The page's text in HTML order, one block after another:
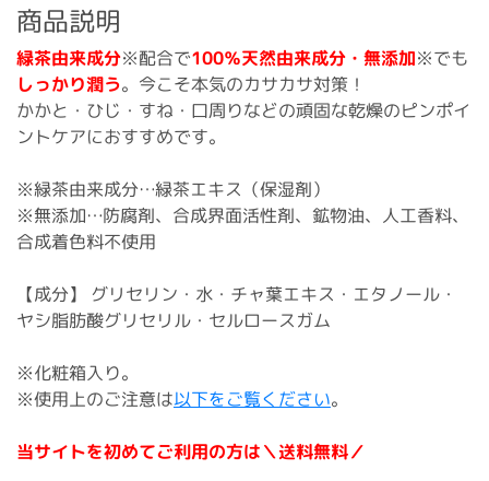
商品説明
緑茶由来成分※配合で100％天然由来成分・無添加※でも
しっかり潤う。今こそ本気のカサカサ対策！
かかと・ひじ・すね・口周りなどの頑固な乾燥のピンポイ
ントケアにおすすめです。
※緑茶由来成分…緑茶エキス（保湿剤）
※無添加…防腐剤、合成界面活性剤、鉱物油、人工香料、
合成着色料不使用
【成分】 グリセリン・水・チャ葉エキス・エタノール・
ヤシ脂肪酸グリセリル・セルロースガム
※化粧箱入り。
※使用上のご注意は以下をご覧ください。
当サイトを初めてご利用の方は＼送料無料／